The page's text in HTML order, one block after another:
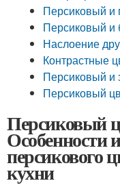
Персиковый и
Персиковый и
Наслоение
Контрастные
Персиковый и
Персиковый
Персиковый
Особенности
персикового
кухни